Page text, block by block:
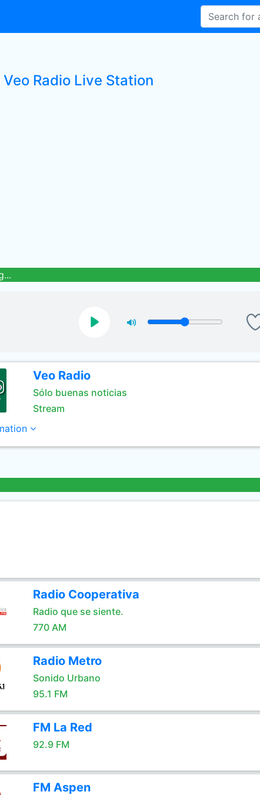
Radio Live Station
Veo Radio
Sólo buenas noticias
Stream
Radio Cooperativa
Radio que se siente.
770 AM
Radio Metro
Sonido Urbano
95.1 FM
FM La Red
92.9 FM
FM Aspen